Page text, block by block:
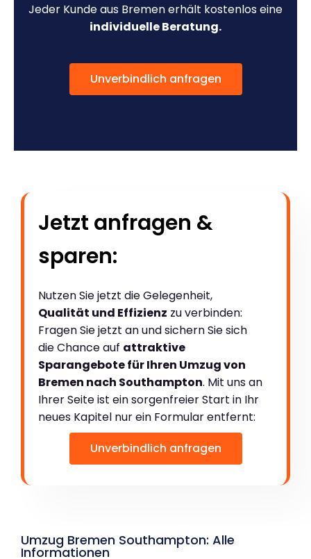
Jeder Kunde aus Bremen erhält kostenlos eine
individuelle Beratung.
Unverbindlich anfragen
Jetzt anfragen &
sparen:
Nutzen Sie jetzt die Gelegenheit,
Qualität und Effizienz zu verbinden:
Fragen Sie jetzt an und sichern Sie sich
die Chance auf attraktive
Sparangebote für Ihren Umzug von
Bremen nach Southampton. Mit uns an
Ihrer Seite ist ein sorgenfreier Start in Ihr
neues Kapitel nur ein Formular entfernt:
Unverbindlich anfragen
Umzug Bremen Southampton: Alle
Informationen